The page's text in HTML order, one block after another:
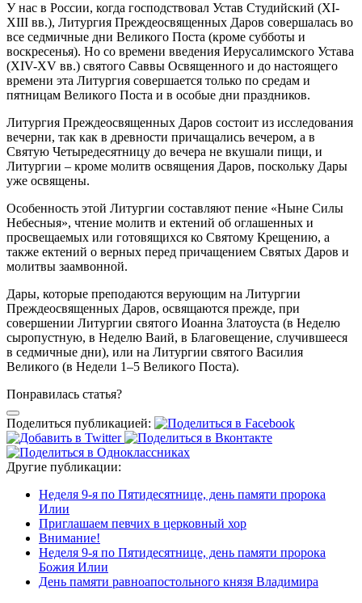
У нас в России, когда господствовал Устав Студийский (XI-
XIII вв.), Литургия Преждеосвященных Даров совершалась во
все седмичные дни Великого Поста (кроме субботы и
воскресенья). Но со времени введения Иерусалимского Устава
(XIV-XV вв.) святого Саввы Освященного и до настоящего
времени эта Литургия совершается только по средам и
пятницам Великого Поста и в особые дни праздников.
Литургия Преждеосвященных Даров состоит из исследования
вечерни, так как в древности причащались вечером, а в
Святую Четыредесятницу до вечера не вкушали пищи, и
Литургии – кроме молитв освящения Даров, поскольку Дары
уже освящены.
Особенность этой Литургии составляют пение «Ныне Силы
Небесныя», чтение молитв и ектений об оглашенных и
просвещаемых или готовящихся ко Святому Крещению, а
также ектений о верных перед причащением Святых Даров и
молитвы заамвонной.
Дары, которые преподаются верующим на Литургии
Преждеосвященных Даров, освящаются прежде, при
совершении Литургии святого Иоанна Златоуста (в Неделю
сыропустную, в Неделю Ваий, в Благовещение, случившееся
в седмичные дни), или на Литургии святого Василия
Великого (в Недели 1–5 Великого Поста).
Понравилась статья?
Поделиться публикацией:
Другие публикации:
Неделя 9-я по Пятидесятнице, день памяти пророка
Илии
Приглашаем певчих в церковный хор
Внимание!
Неделя 9-я по Пятидесятнице, день памяти пророка
Божия Илии
День памяти равноапостольного князя Владимира